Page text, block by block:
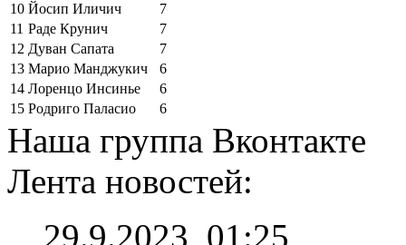
10 Йосип Иличич
7
11 Раде Крунич
7
12 Дуван Сапата
7
13 Марио Манджукич
6
14 Лоренцо Инсинье
6
15 Родриго Паласио 6
Наша группа Вконтакте
Лента новостей:
29.9.2023, 01:25